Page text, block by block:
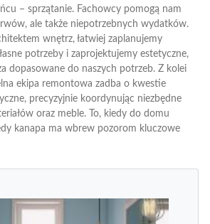
– sprzątanie. Fachowcy pomogą nam
ale także niepotrzebnych wydatków.
wnętrz, łatwiej zaplanujemy
potrzeby i zaprojektujemy estetyczne,
dopasowane do naszych potrzeb. Z kolei
ekipa remontowa zadba o kwestie
precyzyjnie koordynując niezbędne
oraz meble. To, kiedy do domu
kanapa ma wbrew pozorom kluczowe